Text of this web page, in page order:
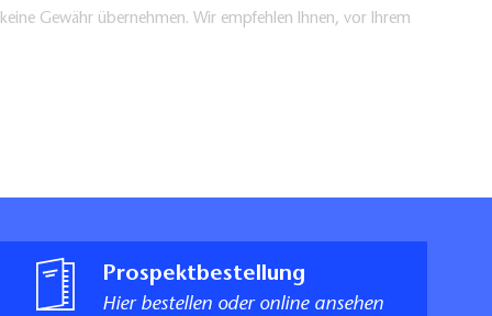
Gewähr übernehmen. Wir empfehlen Ihnen, vor Ihrem
Prospektbestellung
Hier bestellen oder online ansehen